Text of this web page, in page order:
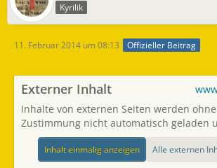
Kyrilik
11. Februar 2014 um 08:13 Offizieller Beitrag
Externer Inhalt
Inhalte von externen Seiten werden
Zustimmung nicht automatisch geladen
Inhalt einmalig anzeigen Alle externen